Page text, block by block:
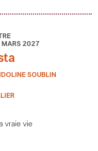
MARS 2027
SOUBLIN
vraie vie